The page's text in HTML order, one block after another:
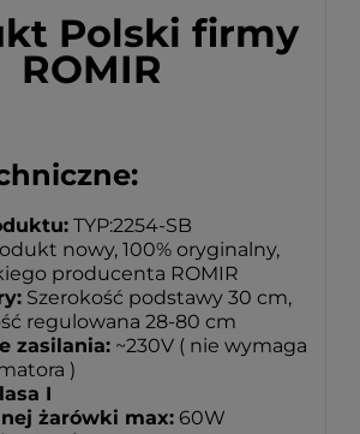
Polski firmy
ROMIR
TYP:2254-SB
nowy, 100% oryginalny,
producenta ROMIR
Szerokość podstawy 30 cm,
regulowana 28-80 cm
zasilania: ~230V ( nie wymaga
)
I
żarówki max: 60W